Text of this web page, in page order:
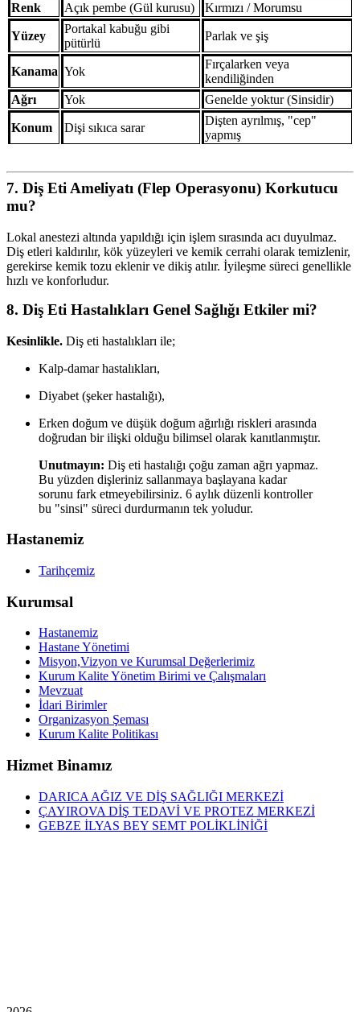
Renk
Açık pembe (Gül kurusu) Kırmızı / Morumsu
Yüzey
Portakal kabuğu gibi
pütürlü
Parlak ve şiş
Kanama Yok
Fırçalarken veya
kendiliğinden
Ağrı
Yok Genelde yoktur (Sinsidir)
Konum Dişi sıkıca sarar
Dişten ayrılmış, "cep"
yapmış
7. Diş Eti Ameliyatı (Flep Operasyonu) Korkutucu
mu?
Lokal anestezi altında yapıldığı için işlem sırasında acı duyulmaz.
Diş etleri kaldırılır, kök yüzeyleri ve kemik cerrahi olarak temizlenir,
gerekirse kemik tozu eklenir ve dikiş atılır. İyileşme süreci genellikle
hızlı ve konforludur.
8. Diş Eti Hastalıkları Genel Sağlığı Etkiler mi?
Kesinlikle. Diş eti hastalıkları ile;
Kalp-damar hastalıkları,
Diyabet (şeker hastalığı),
Erken doğum ve düşük doğum ağırlığı riskleri arasında
doğrudan bir ilişki olduğu bilimsel olarak kanıtlanmıştır.
Unutmayın: Diş eti hastalığı çoğu zaman ağrı yapmaz.
Bu yüzden dişleriniz sallanmaya başlayana kadar
sorunu fark etmeyebilirsiniz. 6 aylık düzenli kontroller
bu "sinsi" süreci durdurmanın tek yoludur.
Hastanemiz
Tarihçemiz
Kurumsal
Hastanemiz
Hastane Yönetimi
Misyon,Vizyon ve Kurumsal Değerlerimiz
Kurum Kalite Yönetim Birimi ve Çalışmaları
Mevzuat
İdari Birimler
Organizasyon Şeması
Kurum Kalite Politikası
Hizmet Binamız
DARICA AĞIZ VE DİŞ SAĞLIĞI MERKEZİ
ÇAYIROVA DİŞ TEDAVİ VE PROTEZ MERKEZİ
GEBZE İLYAS BEY SEMT POLİKLİNİĞİ